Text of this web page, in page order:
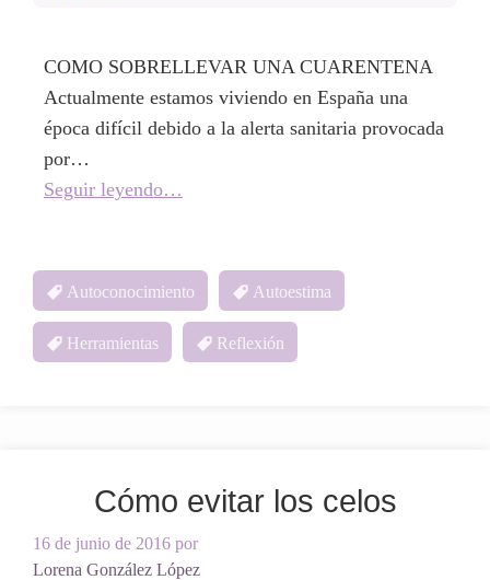
COMO SOBRELLEVAR UNA CUARENTENA
Actualmente estamos viviendo en España una
época difícil debido a la alerta sanitaria provocada
por…
Seguir leyendo…
Autoconocimiento Autoestima
Herramientas Reflexión
Cómo evitar los celos
16 de junio de 2016 por
Lorena González López